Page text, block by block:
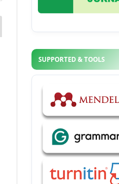
SUPPORTED & TOOLS